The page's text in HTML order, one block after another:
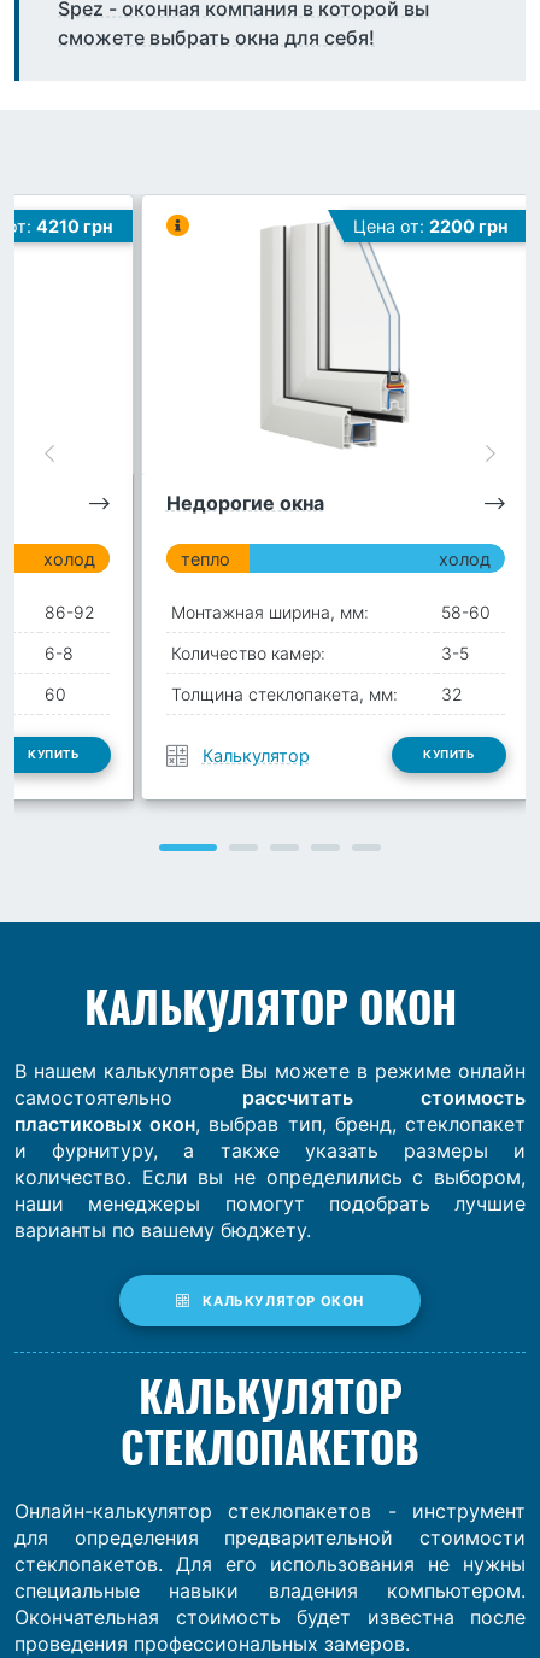
Spez - оконная компания в которой вы
сможете выбрать окна для себя!
от:4210 грн
холод
86-92
6-8
60
КУПИТЬ
Цена от:2200 грн
Недорогие окна
тепло холод
Монтажная ширина, мм:
58-60
Количество камер:
3-5
Толщина стеклопакета, мм:
32
Калькулятор КУПИТЬ
КАЛЬКУЛЯТОР ОКОН
В нашем калькуляторе Вы можете в режиме онлайн
самостоятельно рассчитать стоимость
пластиковых окон, выбрав тип, бренд, стеклопакет
и фурнитуру, а также указать размеры и
количество. Если вы не определились с выбором,
наши менеджеры помогут подобрать лучшие
варианты по вашему бюджету.
КАЛЬКУЛЯТОР ОКОН
КАЛЬКУЛЯТОР
СТЕКЛОПАКЕТОВ
Онлайн-калькулятор стеклопакетов - инструмент
для определения предварительной стоимости
стеклопакетов. Для его использования не нужны
специальные навыки владения компьютером.
Окончательная стоимость будет известна после
проведения профессиональных замеров.